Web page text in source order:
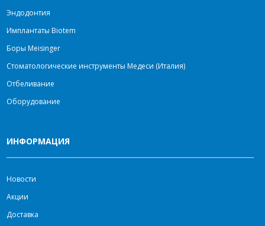
Эндодонтия
Имплантаты Biotem
Боры Meisinger
Стоматологические инструменты Медеси (Италия)
Отбеливание
Оборудование
ИНФОРМАЦИЯ
Новости
Акции
Доставка